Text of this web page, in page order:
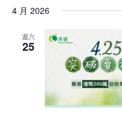
4 月 2026
週六
25